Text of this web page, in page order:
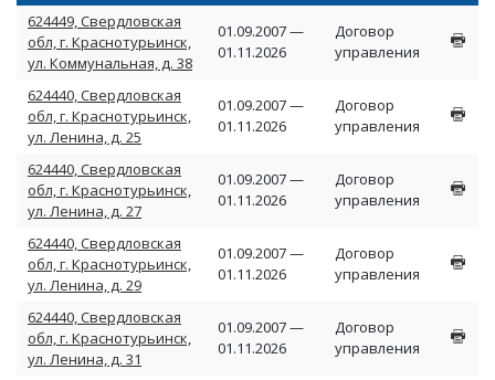
624449, Свердловская
обл, г. Краснотурьинск,
ул. Коммунальная, д. 38
01.09.2007 —
01.11.2026
Договор
управления
624440, Свердловская
обл, г. Краснотурьинск,
ул. Ленина, д. 25
01.09.2007 —
01.11.2026
Договор
управления
624440, Свердловская
обл, г. Краснотурьинск,
ул. Ленина, д. 27
01.09.2007 —
01.11.2026
Договор
управления
624440, Свердловская
обл, г. Краснотурьинск,
ул. Ленина, д. 29
01.09.2007 —
01.11.2026
Договор
управления
624440, Свердловская
обл, г. Краснотурьинск,
ул. Ленина, д. 31
01.09.2007 —
01.11.2026
Договор
управления